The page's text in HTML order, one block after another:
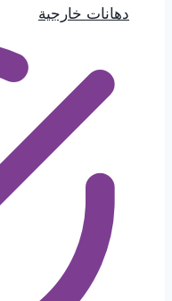
دهانات خارجية